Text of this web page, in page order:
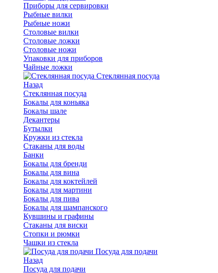
Приборы для сервировки
Рыбные вилки
Рыбные ножи
Столовые вилки
Столовые ложки
Столовые ножи
Упаковки для приборов
Чайные ложки
Стеклянная посуда
Назад
Стеклянная посуда
Бокалы для коньяка
Бокалы шале
Декантеры
Бутылки
Кружки из стекла
Стаканы для воды
Банки
Бокалы для бренди
Бокалы для вина
Бокалы для коктейлей
Бокалы для мартини
Бокалы для пива
Бокалы для шампанского
Кувшины и графины
Стаканы для виски
Стопки и рюмки
Чашки из стекла
Посуда для подачи
Назад
Посуда для подачи